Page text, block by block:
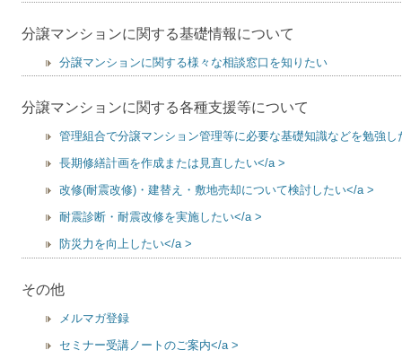
分譲マンションに関する基礎情報について
分譲マンションに関する様々な相談窓口を知りたい
分譲マンションに関する各種支援等について
管理組合で分譲マンション管理等に必要な基礎知識などを勉強し
長期修繕計画を作成または見直したい</a >
改修(耐震改修)・建替え・敷地売却について検討したい</a >
耐震診断・耐震改修を実施したい</a >
防災力を向上したい</a >
その他
メルマガ登録
セミナー受講ノートのご案内</a >